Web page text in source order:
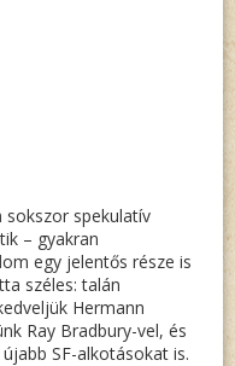
spekulatív
– gyakran
egy jelentős része is
széles: talán
Hermann
Ray Bradbury-vel, és
SF-alkotásokat is.